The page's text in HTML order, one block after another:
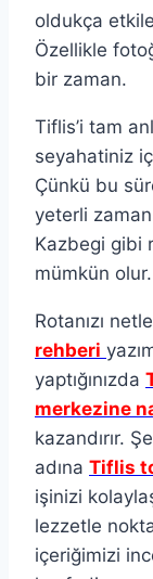
oldukça
Özellikle
bir zaman.
Tiflis’i tam
seyahatiniz
Çünkü bu
yeterli
Kazbegi gibi
mümkün olur.
Rotanızı
rehberi
yaptığınızda
merkezine
kazandırır.
adına Tiflis
işinizi
lezzetle
içeriğimizi